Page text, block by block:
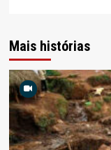
Mais histórias